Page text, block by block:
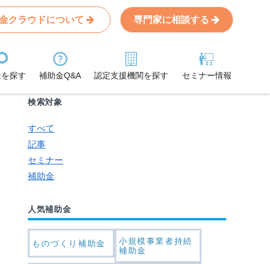
クラウドについて 専門家に相談する
探す 補助金Q&A 認定支援機関を探す セミナー情報
Search
条件から記事を探す
検索対象
すべて
記事
セミナー
補助金
人気補助金
ものづくり補助金
小規模事業者持続
補助金